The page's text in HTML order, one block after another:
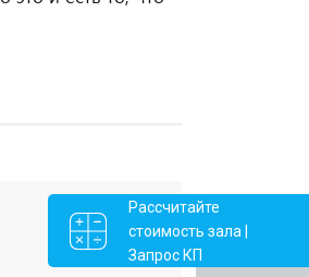
Рассчитайте
стоимость зала |
Запрос КП